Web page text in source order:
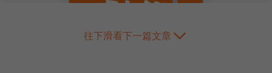
往下滑看下一篇文章